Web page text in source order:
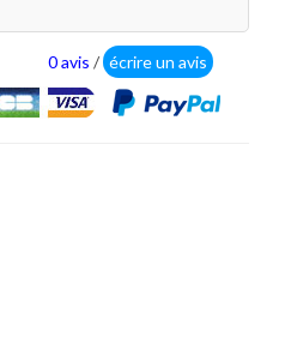
0 avis / écrire un avis